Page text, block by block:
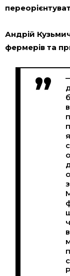
Андрій
фермерів та